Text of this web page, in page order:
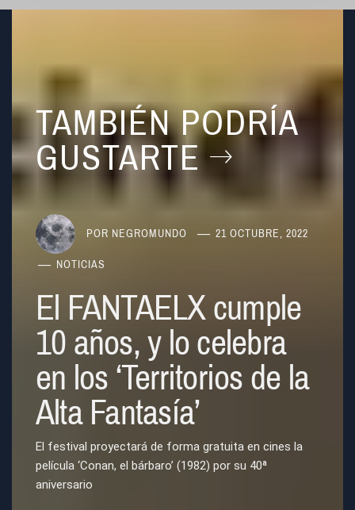
TAMBIÉN PODRÍA
GUSTARTE
POR NEGROMUNDO 21 OCTUBRE, 2022
NOTICIAS
El FANTAELX cumple
10 años, y lo celebra
en los ‘Territorios de la
Alta Fantasía’
El festival proyectará de forma gratuita en cines la
película ‘Conan, el bárbaro’ (1982) por su 40ª
aniversario